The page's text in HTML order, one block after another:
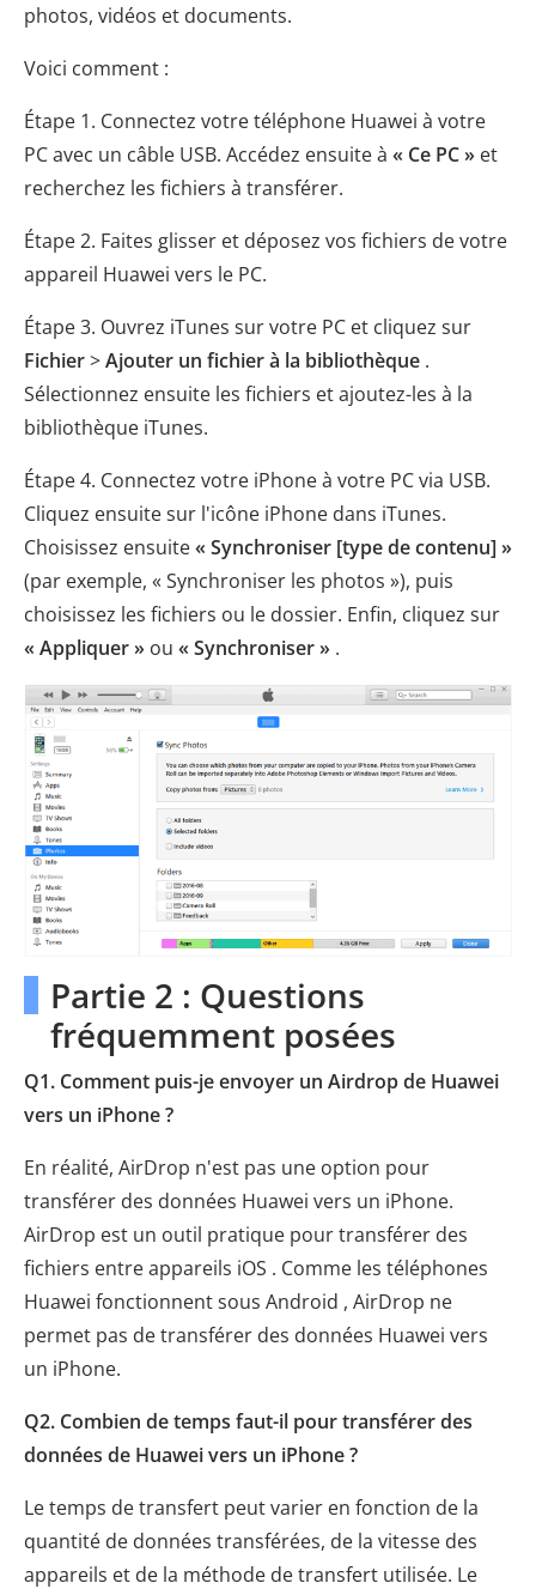
photos, vidéos et documents.
Voici comment :
Étape 1. Connectez votre téléphone Huawei à votre
PC avec un câble USB. Accédez ensuite à « Ce PC » et
recherchez les fichiers à transférer.
Étape 2. Faites glisser et déposez vos fichiers de votre
appareil Huawei vers le PC.
Étape 3. Ouvrez iTunes sur votre PC et cliquez sur
Fichier>Ajouter un fichier à la bibliothèque .
Sélectionnez ensuite les fichiers et ajoutez-les à la
bibliothèque iTunes.
Étape 4. Connectez votre iPhone à votre PC via USB.
Cliquez ensuite sur l'icône iPhone dans iTunes.
Choisissez ensuite« Synchroniser [type de contenu] »
(par exemple, « Synchroniser les photos »), puis
choisissez les fichiers ou le dossier. Enfin, cliquez sur
« Appliquer » ou « Synchroniser » .
Partie 2 : Questions
fréquemment posées
Q1. Comment puis-je envoyer un Airdrop de Huawei
vers un iPhone ?
En réalité, AirDrop n'est pas une option pour
transférer des données Huawei vers un iPhone.
AirDrop est un outil pratique pour transférer des
fichiers entre appareils iOS . Comme les téléphones
Huawei fonctionnent sous Android , AirDrop ne
permet pas de transférer des données Huawei vers
un iPhone.
Q2. Combien de temps faut-il pour transférer des
données de Huawei vers un iPhone ?
Le temps de transfert peut varier en fonction de la
quantité de données transférées, de la vitesse des
appareils et de la méthode de transfert utilisée. Le